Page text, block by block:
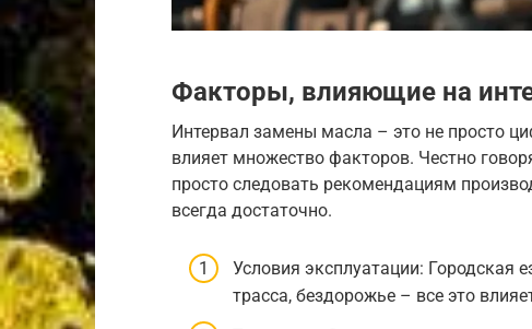
Факторы, влияющие на
Интервал замены масла – это не просто
влияет множество факторов. Честно
просто следовать рекомендациям
всегда достаточно.
Условия эксплуатации: Городская
трасса, бездорожье – все это